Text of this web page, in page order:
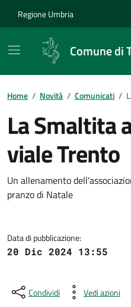
Regione Umbria
Comune di
Home / Novità / Comunicati /
La Smaltita
viale Trento
Dettagli della
Un allenamento
pranzo di Natale
Data di pubblicazione:
20 Dic 2024 13:55
Condividi Vedi azioni